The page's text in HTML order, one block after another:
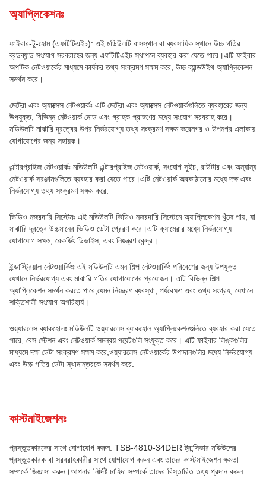
অ্যাপ্লিকেশনঃ
ফাইবার-টু-হোম (এফটিটিএইচ): এই মডিউলটি বাসস্থান বা ব্যবসায়িক স্থানে উচ্চ গতির
ব্রডব্যান্ড সংযোগ সরবরাহের জন্য এফটিটিএইচ স্থাপনে ব্যবহার করা যেতে পারে।এটি ফাইবার
অপটিক নেটওয়ার্কের মাধ্যমে কার্যকর তথ্য সংক্রমণ সক্ষম করে, উচ্চ ব্যান্ডউইথ অ্যাপ্লিকেশন
সমর্থন করে।
মেট্রো এবং অ্যাক্সেস নেটওয়ার্কঃ এটি মেট্রো এবং অ্যাক্সেস নেটওয়ার্কগুলিতে ব্যবহারের জন্য
উপযুক্ত, বিভিন্ন নেটওয়ার্ক নোড এবং গ্রাহক প্রাঙ্গণের মধ্যে সংযোগ সরবরাহ করে।
মডিউলটি মাঝারি দূরত্বের উপর নির্ভরযোগ্য তথ্য সংক্রমণ সক্ষম করেনগর ও উপনগর এলাকায়
যোগাযোগের জন্য সহায়ক।
এন্টারপ্রাইজ নেটওয়ার্কঃ মডিউলটি এন্টারপ্রাইজ নেটওয়ার্ক, সংযোগ সুইচ, রাউটার এবং অন্যান্য
নেটওয়ার্ক সরঞ্জামগুলিতে ব্যবহার করা যেতে পারে।এটি নেটওয়ার্ক অবকাঠামোর মধ্যে দক্ষ এবং
নির্ভরযোগ্য তথ্য সংক্রমণ সক্ষম করে.
ভিডিও নজরদারি সিস্টেমঃ এই মডিউলটি ভিডিও নজরদারি সিস্টেমে অ্যাপ্লিকেশন খুঁজে পায়, যা
মাঝারি দূরত্বে উচ্চমানের ভিডিও ডেটা প্রেরণ করে।এটি ক্যামেরার মধ্যে নির্ভরযোগ্য
যোগাযোগ সক্ষম, রেকর্ডিং ডিভাইস, এবং নিয়ন্ত্রণ কেন্দ্র।
ইন্ডাস্ট্রিয়াল নেটওয়ার্কিংঃ এই মডিউলটি এমন শিল্প নেটওয়ার্কিং পরিবেশের জন্য উপযুক্ত
যেখানে নির্ভরযোগ্য এবং মাঝারি গতির যোগাযোগের প্রয়োজন। এটি বিভিন্ন শিল্প
অ্যাপ্লিকেশন সমর্থন করতে পারে,যেমন নিয়ন্ত্রণ ব্যবস্থা, পর্যবেক্ষণ এবং তথ্য সংগ্রহ, যেখানে
শক্তিশালী সংযোগ অপরিহার্য।
ওয়্যারলেস ব্যাকহোলঃ মডিউলটি ওয়্যারলেস ব্যাকহোল অ্যাপ্লিকেশনগুলিতে ব্যবহার করা যেতে
পারে, বেস স্টেশন এবং নেটওয়ার্ক সমন্বয় পয়েন্টগুলি সংযুক্ত করে। এটি ফাইবার লিঙ্কগুলির
মাধ্যমে দক্ষ ডেটা সংক্রমণ সক্ষম করে,ওয়্যারলেস নেটওয়ার্কের উপাদানগুলির মধ্যে নির্ভরযোগ্য
এবং উচ্চ গতির ডেটা স্থানান্তরকে সমর্থন করে.
কাস্টমাইজেশনঃ
প্রস্তুতকারকের সাথে যোগাযোগ করুন: TSB-4810-34DER ট্রান্সিভার মডিউলের
প্রস্তুতকারক বা সরবরাহকারীর সাথে যোগাযোগ করুন এবং তাদের কাস্টমাইজেশন ক্ষমতা
সম্পর্কে জিজ্ঞাসা করুন।আপনার নির্দিষ্ট চাহিদা সম্পর্কে তাদের বিস্তারিত তথ্য প্রদান করুন.